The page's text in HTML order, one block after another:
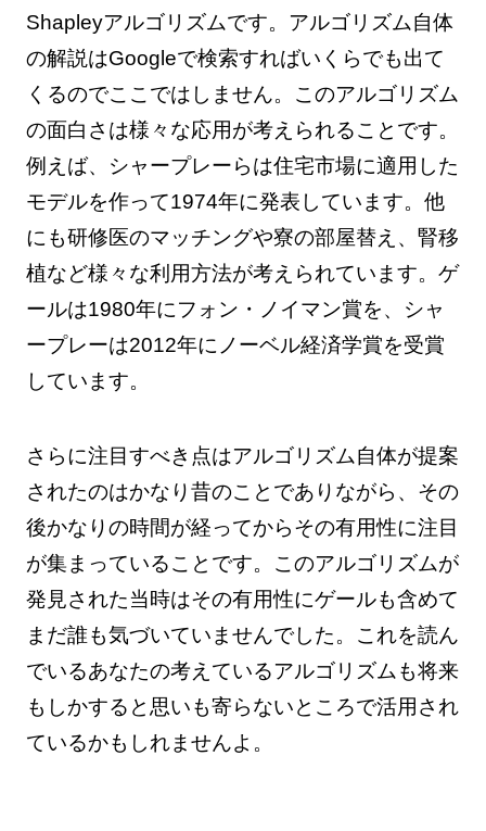
Shapleyアルゴリズムです。アルゴリズム自体
の解説はGoogleで検索すればいくらでも出て
くるのでここではしません。このアルゴリズム
の面白さは様々な応用が考えられることです。
例えば、シャープレーらは住宅市場に適用した
モデルを作って1974年に発表しています。他
にも研修医のマッチングや寮の部屋替え、腎移
植など様々な利用方法が考えられています。ゲ
ールは1980年にフォン・ノイマン賞を、シャ
ープレーは2012年にノーベル経済学賞を受賞
しています。
さらに注目すべき点はアルゴリズム自体が提案
されたのはかなり昔のことでありながら、その
後かなりの時間が経ってからその有用性に注目
が集まっていることです。このアルゴリズムが
発見された当時はその有用性にゲールも含めて
まだ誰も気づいていませんでした。これを読ん
でいるあなたの考えているアルゴリズムも将来
もしかすると思いも寄らないところで活用され
ているかもしれませんよ。